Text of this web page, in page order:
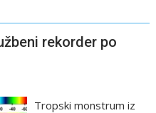
rekorder po
Tropski monstrum iz